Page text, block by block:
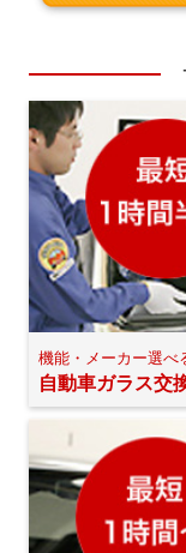
機能・メーカー選べ
自動車ガラス交